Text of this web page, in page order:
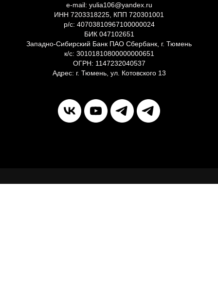
e-mail: yulia106@yandex.ru
ИНН 7203318225, КПП 720301001
р/с: 40703810967100000024
БИК 047102651
Западно-Сибирский Банк ПАО Сбербанк, г. Тюмень
к/с: 30101810800000000651
ОГРН: 1147232040537
Адрес: г. Тюмень, ул. Котовского 13